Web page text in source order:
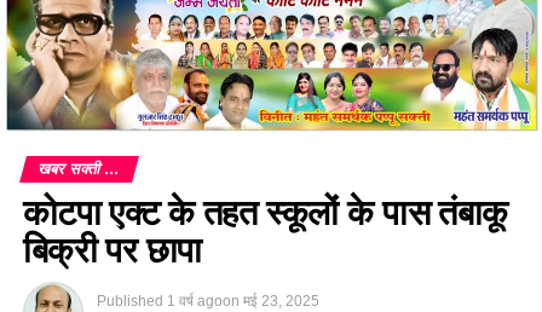
खबर सक्ती ...
कोटपा एक्ट के तहत स्कूलों के पास तंबाकू
बिक्री पर छापा
Published 1 वर्ष agoon मई 23, 2025